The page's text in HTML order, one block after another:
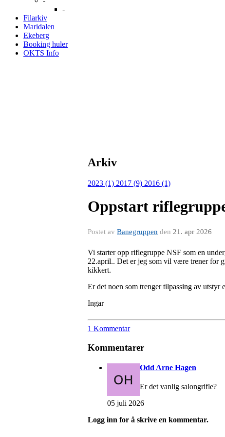
-
Filarkiv
Maridalen
Ekeberg
Booking huler
OKTS Info
Arkiv
2023 (1) 2017 (9) 2016 (1)
Oppstart
Postet av Banegruppen den 21. apr 2026
Vi starter opp riflegruppe NSF som en
22.april.. Det er jeg som vil være trener for
kikkert.
Er det noen som trenger tilpassing av utstyr
Ingar
1 Kommentar
Kommentarer
Odd Arne Hagen
Er det vanlig salongrifle?
05 juli 2026
Logg inn for å skrive en kommentar.